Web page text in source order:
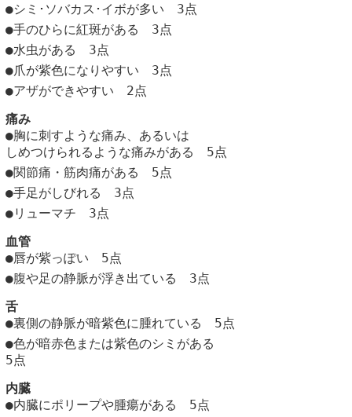
●シミ･ソバカス･イボが多い 3点
●手のひらに紅斑がある 3点
●水虫がある 3点
●爪が紫色になりやすい 3点
●アザができやすい 2点
痛み
●胸に刺すような痛み、あるいは
しめつけられるような痛みがある 5点
●関節痛・筋肉痛がある 5点
●手足がしびれる 3点
●リューマチ 3点
血管
●唇が紫っぽい 5点
●腹や足の静脈が浮き出ている 3点
舌
●裏側の静脈が暗紫色に腫れている 5点
●色が暗赤色または紫色のシミがある
5点
内臓
●内臓にポリープや腫瘍がある 5点